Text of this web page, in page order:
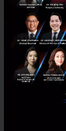
ตรวจสอบ
แอปฯ ถุงเ
สำหรับร้านอาหา
รงการฯ กับ
เข้าแอป
เลือกเข้
แพลตฟอ